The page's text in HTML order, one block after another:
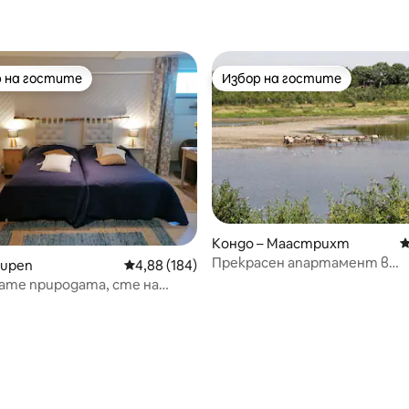
избор на гостите
на гостите
Средна оценка: 4,88 от 5, 184 отзива
4,88 (184)
природата, сте на
Избор на гостите
Избор на гостите
Кондо – Маастрихт
Прекрасен апартамент в